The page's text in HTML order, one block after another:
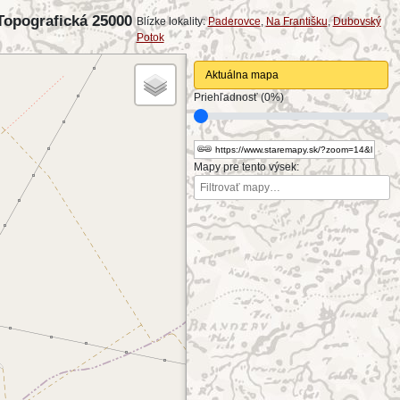
25000 Blízke lokality:Paderovce Na Františku,Dubovský
Potok
Aktuálna mapa
Priehľadnosť (0%)
Mapy pre tento výsek: